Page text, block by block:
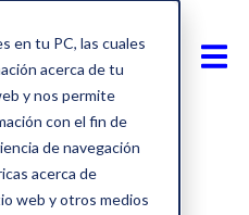
en tu PC, las cuales
acerca de tu
y nos permite
con el fin de
de navegación
acerca de
web y otros medios